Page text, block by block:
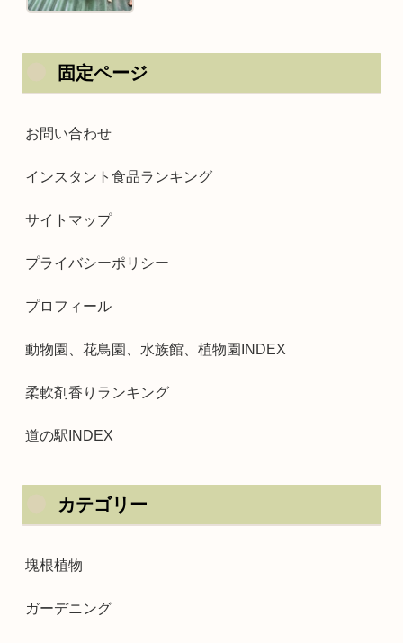
固定ページ
お問い合わせ
インスタント食品ランキング
サイトマップ
プライバシーポリシー
プロフィール
動物園、花鳥園、水族館、植物園INDEX
柔軟剤香りランキング
道の駅INDEX
カテゴリー
塊根植物
ガーデニング